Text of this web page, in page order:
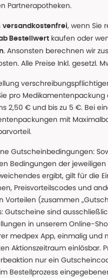
Partnerapotheken.
versandkostenfrei, wenn Sie
Bestellwert kaufen oder
. Ansonsten berechnen wir
Alle Preise Inkl. gesetzl.
pro Medikamentenpackung
2,50 € und bis zu 5 €. Bei
mit
Gutscheinbedingungen:
Bedingungen der
ergibt, gilt für die
Preisvorteilscodes und
Vorteilen (zusammen
Gutscheine sind
in unserem Online-
medpex App, einmalig und
Aktionszeitraum einlösbar.
nur ein
Bestellprozess